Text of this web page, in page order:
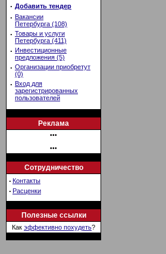
· Добавить тендер
· Вакансии
Петербурга (108)
· Товары и услуги
Петербурга (411)
· Инвестиционные
предложения (5)
· Организации приобретут
(0)
· Вход для
зарегистрированных
пользователей
Реклама
•••
•••
Сотрудничество
· Контакты
· Расценки
Полезные ссылки
Как эффективно похудеть?